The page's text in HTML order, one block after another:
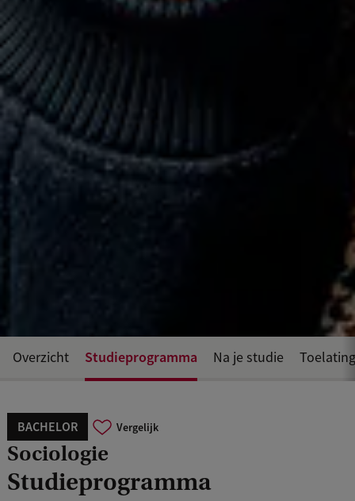
BACHELOR Vergelijk
Sociologie
Studieprogramma
Overzicht Studieprogramma Na je studie